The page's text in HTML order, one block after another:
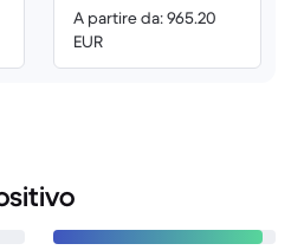
A partire da: 965.20
EUR